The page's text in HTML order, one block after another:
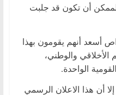
أن تكون قد جلبت
أسعد أنهم يقومون بهذا
الأخلاقي والوطني،
الواحدة.
إلا أن هذا الاعلان الرسمي